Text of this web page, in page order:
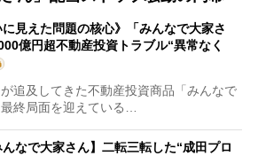
に見えた問題の核心》「みんなで大家さ
億円超不動産投資トラブル“異常なく
追及してきた不動産投資商品「みんなで
終局面を迎えている…
んなで大家さん】二転三転した“成田プロ